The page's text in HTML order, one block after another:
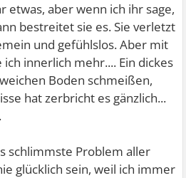
etwas, aber wenn ich ihr sage,
bestreitet sie es. Sie verletzt
und gefühlslos. Aber mit
innerlich mehr.... Ein dickes
Boden schmeißen,
hat zerbricht es gänzlich...
schlimmste Problem aller
glücklich sein, weil ich immer